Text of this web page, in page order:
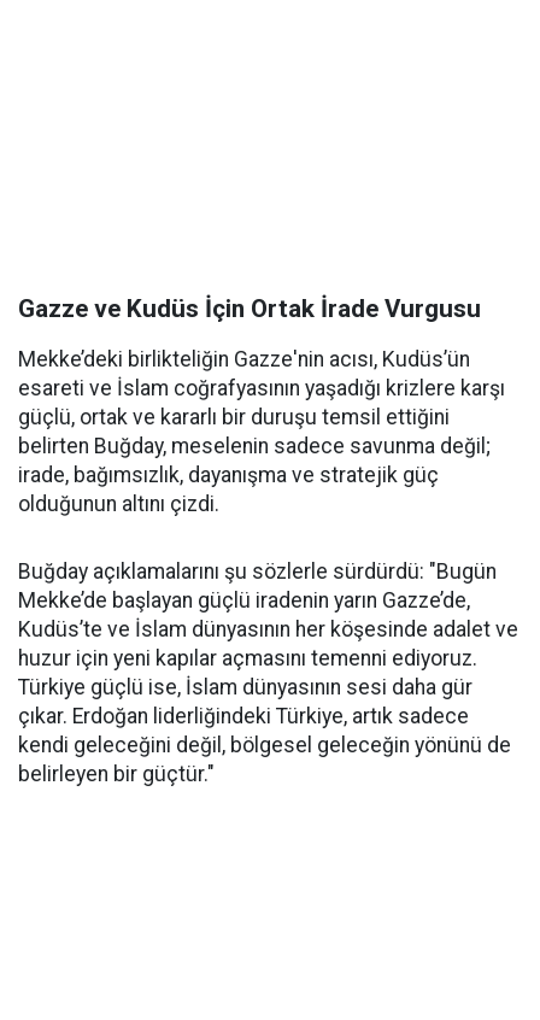
Gazze ve Kudüs İçin Ortak İrade Vurgusu
Mekke’deki birlikteliğin Gazze'nin acısı, Kudüs’ün
esareti ve İslam coğrafyasının yaşadığı krizlere karşı
güçlü, ortak ve kararlı bir duruşu temsil ettiğini
belirten Buğday, meselenin sadece savunma değil;
irade, bağımsızlık, dayanışma ve stratejik güç
olduğunun altını çizdi.
Buğday açıklamalarını şu sözlerle sürdürdü: "Bugün
Mekke’de başlayan güçlü iradenin yarın Gazze’de,
Kudüs’te ve İslam dünyasının her köşesinde adalet ve
huzur için yeni kapılar açmasını temenni ediyoruz.
Türkiye güçlü ise, İslam dünyasının sesi daha gür
çıkar. Erdoğan liderliğindeki Türkiye, artık sadece
kendi geleceğini değil, bölgesel geleceğin yönünü de
belirleyen bir güçtür."